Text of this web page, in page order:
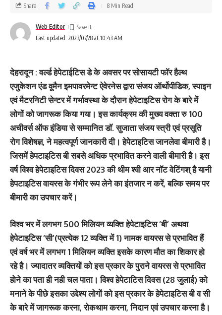
Last updated: 2023/07/28 at 10:43 AM
Web Editor
Share 8 Min Read
देहरादून : वर्ल्ड हेपेटाईटिस डे के अवसर पर सोसायटी फाॅर हैल्थ
एजुकेशन एंड वूमैन इमपावरमेन्ट ऐवेरनेस द्वारा संजय ऑर्थोपीडिक, स्पाइन
एवं मैटरनिटी सेन्टर में गर्भावस्था के दौरान हेपेटाइटिस रोग के बारे में
लोगों को जागरूक किया गया। इस कार्यक्रम की मुख्य वक्ता रु 100
अचीवर्स ऑफ इंडिया से सम्मानित डाॅ. सुजाता संजय स्त्री एवं प्रसूति
रोग विशेषज्ञ, ने महत्वपूर्ण जानकारी दी। हेपेटाइटिस जानलेवा बीमारी है।
जिसमें हेपटाइटिस बी सबसे अधिक प्रभावित करने वाली बीमारी है। इस
वर्ष विश्व हेपेटाइटिस दिवस 2023 की थीम श्वी आर नॉट वेटिंगश् है यानी
हेपटाइटिस वायरस के गंभीर रूप लेने का इंतजार न करें, बल्कि समय पर
बीमारी का उपचार करें।
विश्व भर में लगभग 500 मिलियन व्यक्ति हेपेटाइटिस ‘बी’ अथवा
हेपेटाइटिस ‘सी’(प्रत्येक 12 व्यक्ति में 1) नामक वायरस से प्रभावित हैं
एवं वर्ष भर में लगभग 1 मिलियन व्यक्ति इसके कारण मौत का शिकार हो
रहे है। ज्यादातर व्यक्तियों को इस प्रकार के पुराने वायरस से प्रभावित
होने का पता ही नही चल पाता। विश्व हेपेटाटिस दिवस (28 जुलाई) को
मनाने के पीछे इसका उद्देश्य लोगों को इस प्रकार के हेपेटाइटिस बी व सी
के बारे में जागरूक करना, रोकथाम करना, निदान एवं उपचार करना है।